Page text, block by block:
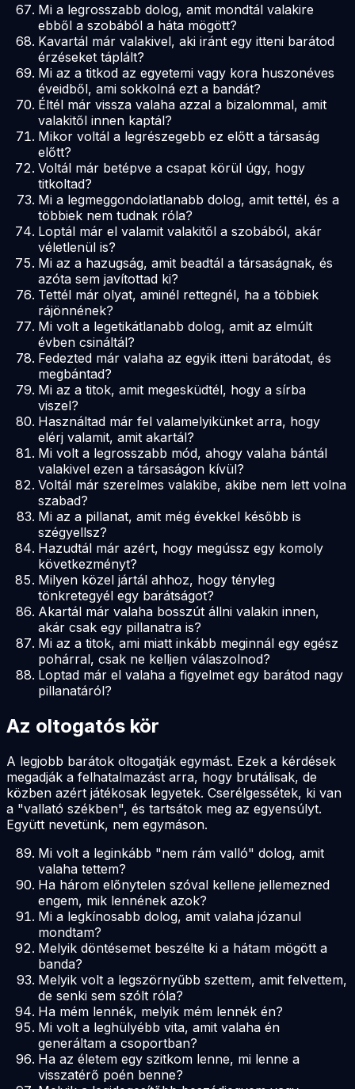
Mi a legrosszabb dolog, amit mondtál valakire
ebből a szobából a háta mögött?
Kavartál már valakivel, aki iránt egy itteni barátod
érzéseket táplált?
Mi az a titkod az egyetemi vagy kora huszonéves
éveidből, ami sokkolná ezt a bandát?
Éltél már vissza valaha azzal a bizalommal, amit
valakitől innen kaptál?
Mikor voltál a legrészegebb ez előtt a társaság
előtt?
Voltál már betépve a csapat körül úgy, hogy
titkoltad?
Mi a legmeggondolatlanabb dolog, amit tettél, és a
többiek nem tudnak róla?
Loptál már el valamit valakitől a szobából, akár
véletlenül is?
Mi az a hazugság, amit beadtál a társaságnak, és
azóta sem javítottad ki?
Tettél már olyat, aminél rettegnél, ha a többiek
rájönnének?
Mi volt a legetikátlanabb dolog, amit az elmúlt
évben csináltál?
Fedezted már valaha az egyik itteni barátodat, és
megbántad?
Mi az a titok, amit megesküdtél, hogy a sírba
viszel?
Használtad már fel valamelyikünket arra, hogy
elérj valamit, amit akartál?
Mi volt a legrosszabb mód, ahogy valaha bántál
valakivel ezen a társaságon kívül?
Voltál már szerelmes valakibe, akibe nem lett volna
szabad?
Mi az a pillanat, amit még évekkel később is
szégyellsz?
Hazudtál már azért, hogy megússz egy komoly
következményt?
Milyen közel jártál ahhoz, hogy tényleg
tönkretegyél egy barátságot?
Akartál már valaha bosszút állni valakin innen,
akár csak egy pillanatra is?
Mi az a titok, ami miatt inkább meginnál egy egész
pohárral, csak ne kelljen válaszolnod?
Loptad már el valaha a figyelmet egy barátod nagy
pillanatáról?
Az oltogatós kör
A legjobb barátok oltogatják egymást. Ezek a kérdések
megadják a felhatalmazást arra, hogy brutálisak, de
közben azért játékosak legyetek. Cserélgessétek, ki van
a "vallató székben", és tartsátok meg az egyensúlyt.
Együtt nevetünk, nem egymáson.
Mi volt a leginkább "nem rám valló" dolog, amit
valaha tettem?
Ha három előnytelen szóval kellene jellemezned
engem, mik lennének azok?
Mi a legkínosabb dolog, amit valaha józanul
mondtam?
Melyik döntésemet beszélte ki a hátam mögött a
banda?
Melyik volt a legszörnyűbb szettem, amit felvettem,
de senki sem szólt róla?
Ha mém lennék, melyik mém lennék én?
Mi volt a leghülyébb vita, amit valaha én
generáltam a csoportban?
Ha az életem egy szitkom lenne, mi lenne a
visszatérő poén benne?